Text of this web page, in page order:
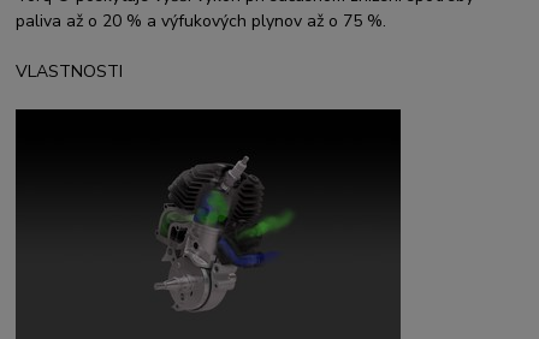
paliva až o 20 % a výfukových plynov až o 75 %.
VLASTNOSTI